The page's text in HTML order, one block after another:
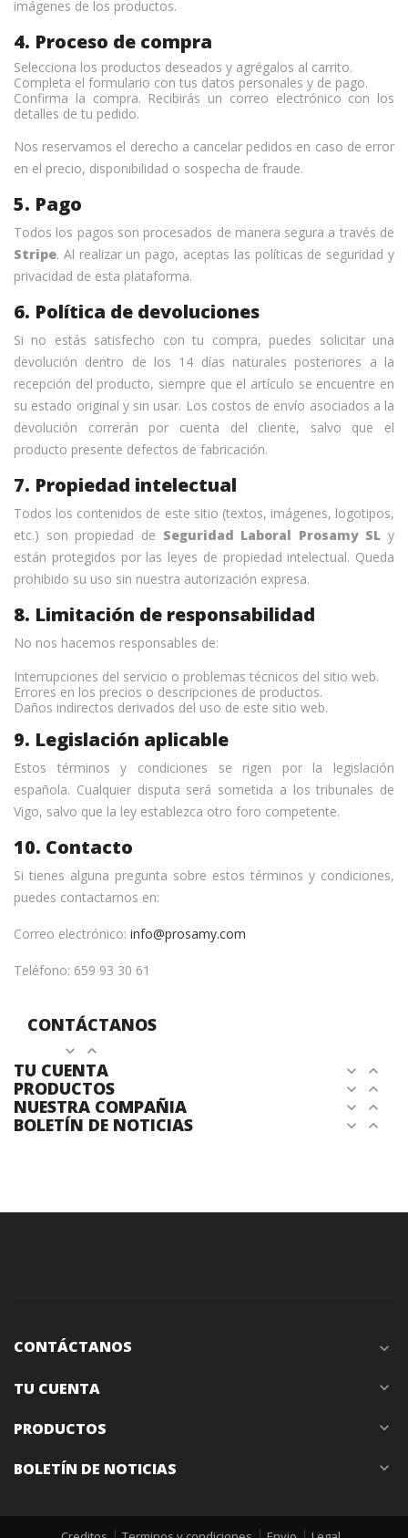
imágenes de los productos.
4. Proceso de compra
Selecciona los productos deseados y agrégalos al carrito.
Completa el formulario con tus datos personales y de pago.
Confirma la compra. Recibirás un correo electrónico con los
detalles de tu pedido.
Nos reservamos el derecho a cancelar pedidos en caso de error
en el precio, disponibilidad o sospecha de fraude.
5. Pago
Todos los pagos son procesados de manera segura a través de
Stripe. Al realizar un pago, aceptas las políticas de seguridad y
privacidad de esta plataforma.
6. Política de devoluciones
Si no estás satisfecho con tu compra, puedes solicitar una
devolución dentro de los 14 días naturales posteriores a la
recepción del producto, siempre que el artículo se encuentre en
su estado original y sin usar. Los costos de envío asociados a la
devolución correrán por cuenta del cliente, salvo que el
producto presente defectos de fabricación.
7. Propiedad intelectual
Todos los contenidos de este sitio (textos, imágenes, logotipos,
etc.) son propiedad de Seguridad Laboral Prosamy SL y
están protegidos por las leyes de propiedad intelectual. Queda
prohibido su uso sin nuestra autorización expresa.
8. Limitación de responsabilidad
No nos hacemos responsables de:
Interrupciones del servicio o problemas técnicos del sitio web.
Errores en los precios o descripciones de productos.
Daños indirectos derivados del uso de este sitio web.
9. Legislación aplicable
Estos términos y condiciones se rigen por la legislación
española. Cualquier disputa será sometida a los tribunales de
Vigo, salvo que la ley establezca otro foro competente.
10. Contacto
Si tienes alguna pregunta sobre estos términos y condiciones,
puedes contactarnos en:
Correo electrónico: info@prosamy.com
Teléfono: 659 93 30 61
CONTÁCTANOS
expand_more expand_less
TU CUENTA expand_more expand_less
PRODUCTOS expand_more expand_less
NUESTRA COMPAÑIA expand_more expand_less
BOLETÍN DE NOTICIAS expand_more expand_less
CONTÁCTANOS expand_more
TU CUENTA expand_more
PRODUCTOS expand_more
BOLETÍN DE NOTICIAS expand_more